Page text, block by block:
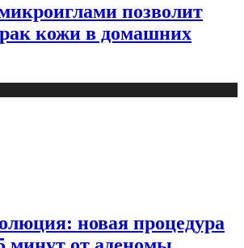
позволит
кожи в домашних
новая процедура